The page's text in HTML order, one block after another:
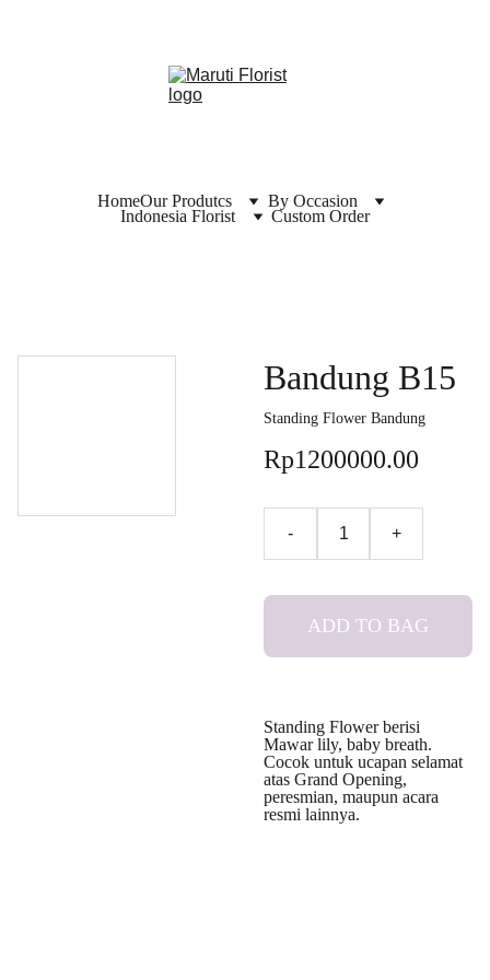
HomeOur Produtcs
By Occasion
Indonesia Florist
Custom Order
Bandung B15
Standing Flower Bandung
Rp1200000.00
- +
ADD TO BAG
Standing Flower berisi
Mawar lily, baby breath.
Cocok untuk ucapan selamat
atas Grand Opening,
peresmian, maupun acara
resmi lainnya.